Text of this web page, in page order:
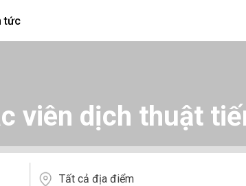
tức
viên dịch thuật
Tất cả địa điểm